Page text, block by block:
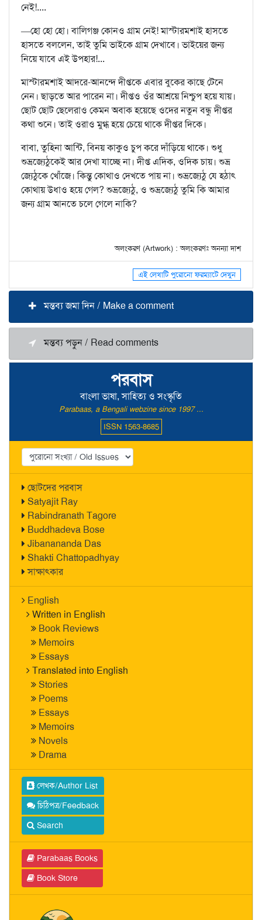
পরবাস
বাংলা ভাষা, সাহিত্য ও সংস্কৃতি
Parabaas, a Bengali webzine since 1997 ...
ISSN 1563-8685
ছোটদের পরবাস
Satyajit Ray
Rabindranath Tagore
Buddhadeva Bose
Jibanananda Das
Shakti Chattopadhyay
সাক্ষাৎকার
English
Written in English
Book Reviews
Memoirs
Essays
Translated into English
Stories
Poems
Essays
Memoirs
Novels
Drama
লেখক/Author List
চিঠিপত্র/Feedback
Search
Parabaas Books
Book Store
নেই!....
—হো হো হো। বালিগঞ্জ কোনও গ্রাম নেই! মাস্টারমশাই হাসতে
হাসতে বললেন, তাই তুমি ভাইকে গ্রাম দেখাবে। ভাইয়ের জন্য
নিয়ে যাবে এই উপহার!...
মাস্টারমশাই আদরে-আনন্দে দীপ্তকে এবার বুকের কাছে টেনে
নেন। ছাড়তে আর পারেন না। দীপ্তও ওঁর আশ্রয়ে নিশ্চুপ হয়ে যায়।
ছোট ছোট ছেলেরাও কেমন অবাক হয়েছে ওদের নতুন বন্ধু দীপ্তর
কথা শুনে। তাই ওরাও মুগ্ধ হয়ে চেয়ে থাকে দীপ্তর দিকে।
বাবা, তুহিনা আন্টি, বিনয় কাকুও চুপ করে দাঁড়িয়ে থাকে। শুধু
শুভ্রজ্যেঠুকেই আর দেখা যাচ্ছে না। দীপ্ত এদিক, ওদিক চায়। শুভ্র
জ্যেঠুকে খোঁজে। কিন্তু কোথাও দেখতে পায় না। শুভ্রজ্যেঠু যে হঠাৎ
কোথায় উধাও হয়ে গেল? শুভ্রজ্যেঠু, ও শুভ্রজ্যেঠু তুমি কি আমার
জন্য গ্রাম আনতে চলে গেলে নাকি?
অলংকরণ (Artwork) : অলংকরণঃ অনন্যা দাশ
এই লেখাটি পুরোনো ফরম্যাটে দেখুন
মন্তব্য জমা দিন / Make a comment
মন্তব্য পড়ুন / Read comments